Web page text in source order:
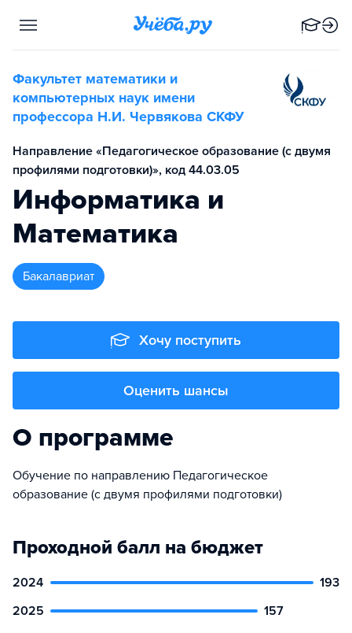
Факультет математики и
компьютерных наук имени
профессора Н.И. Червякова СКФУ
Направление «Педагогическое образование (с двумя
профилями подготовки)», код 44.03.05
Информатика и
Математика
бакалавриат
Хочу поступить
Оценить шансы
О программе
Обучение по направлению Педагогическое
образование (с двумя профилями подготовки)
Проходной балл на бюджет
2024
193
2025
157